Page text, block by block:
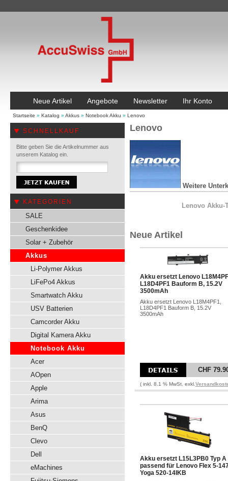
Neue Artikel Angebote Newsletter Ihr Konto
Startseite » Katalog » Akkus » Notebook Akku » Lenovo
SCHNELLKAUF
Bitte geben Sie die Artikelnummer aus
unserem Katalog ein.
KATEGORIEN
SALE
Geschenkidee
Solar + Zubehör
Akkus
Li-Polymer Akkus
LiFePo4 Akkus
Smartwatch Akku
USV Batterien
Camcorder Akku
Digital Kamera Akku
Notebook Akku
Acer
AOpen
Apple
Arima
Asus
BenQ
Clevo
Dell
eMachines
Lenovo
Weitere
Lenovo Akku-
Neue Artikel
Akku ersetzt Lenovo
L18D4PF1 Bauform B, 15.2V
3500mAh
Akku ersetzt Lenovo L18M4PF1,
L18D4PF1 Bauform B, 15.2V
3500mAh
CHF
( inkl. 8.1 % MwSt. exkl.
Akku ersetzt L15L3PB0 Typ A
passend für Lenovo Flex 5-
Yoga 520-14IKB